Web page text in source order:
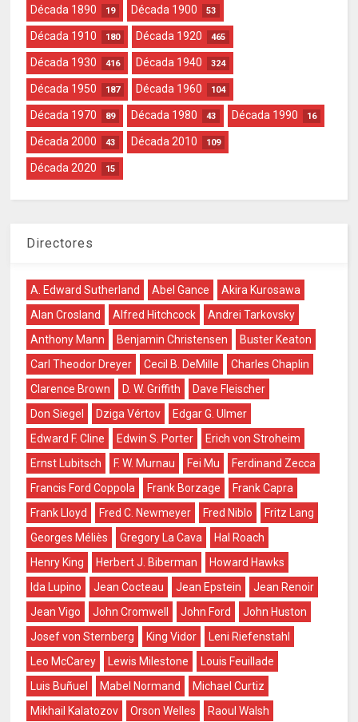
Década 1890 19 Década 1900 53
Década 1910 180 Década 1920 465
Década 1930 416 Década 1940 324
Década 1950 187 Década 1960 104
Década 1970 89 Década 1980 43 Década 1990 16
Década 2000 43 Década 2010 109
Década 2020 15
Directores
A. Edward Sutherland Abel Gance
Akira Kurosawa
Alan Crosland
Alfred Hitchcock
Andrei Tarkovsky
Anthony Mann
Benjamin Christensen
Buster Keaton
Carl Theodor Dreyer
Cecil B. DeMille
Charles Chaplin
Clarence Brown
D. W. Griffith
Dave Fleischer
Don Siegel
Dziga Vértov
Edgar G. Ulmer
Edward F. Cline
Edwin S. Porter
Erich von Stroheim
Ernst Lubitsch
F. W. Murnau Fei Mu
Ferdinand Zecca
Francis Ford Coppola
Frank Borzage
Frank Capra
Frank Lloyd
Fred C. Newmeyer Fred Niblo
Fritz Lang
Georges Méliès
Gregory La Cava
Hal Roach
Henry King
Herbert J. Biberman
Howard Hawks
Ida Lupino
Jean Cocteau Jean Epstein
Jean Renoir
Jean Vigo
John Cromwell John Ford
John Huston
Josef von Sternberg
King Vidor
Leni Riefenstahl
Leo McCarey
Lewis Milestone
Louis Feuillade
Luis Buñuel
Mabel Normand
Michael Curtiz
Mikhail Kalatozov
Orson Welles
Raoul Walsh